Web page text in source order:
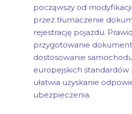
począwszy od
przez tłumaczenie
rejestrację pojazdu.
przygotowanie
dostosowanie
europejskich standardów
ułatwia uzyskanie
ubezpieczenia.